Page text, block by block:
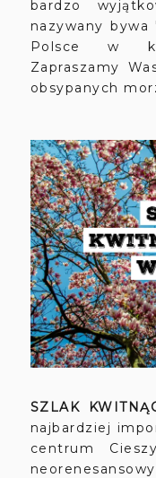
bardzo
nazywany
Polsce w
Zapraszamy
obsypanych
SZLAK
najbardziej
centrum